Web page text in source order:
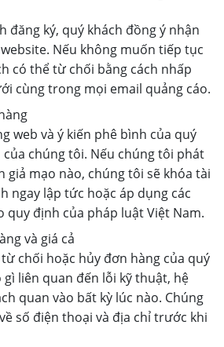
đăng ký, quý khách đồng ý nhận
Nếu không muốn tiếp tục
có thể từ chối bằng cách nhấp
cùng trong mọi email quảng cáo.
web và ý kiến phê bình của quý
của chúng tôi. Nếu chúng tôi phát
giả mạo nào, chúng tôi sẽ khóa tài
ngay lập tức hoặc áp dụng các
quy định của pháp luật Việt Nam.
và giá cả
chối hoặc hủy đơn hàng của quý
gì liên quan đến lỗi kỹ thuật, hệ
quan vào bất kỳ lúc nào. Chúng
số điện thoại và địa chỉ trước khi